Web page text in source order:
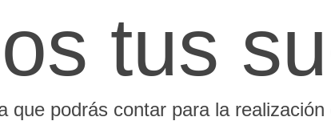
tus
que podrás contar para la